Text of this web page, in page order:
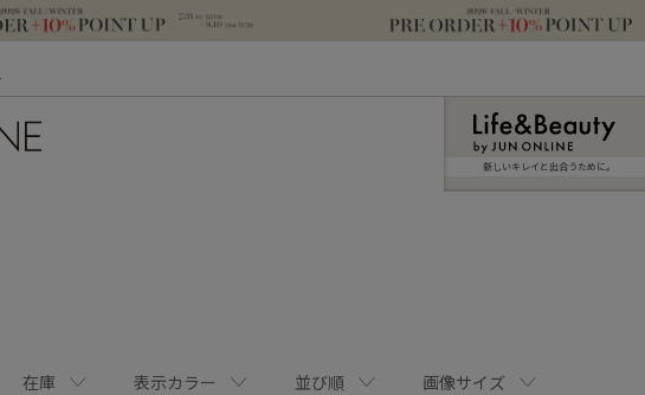
新しいキレイと出合うために。
在庫 表示カラー 並び順 画像サイズ